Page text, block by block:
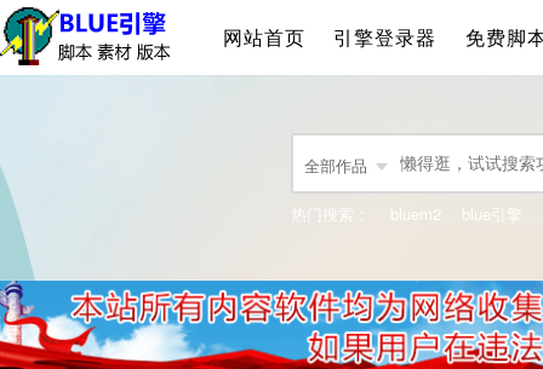
网站首页 引擎登录器 免费脚
全部作品
热门搜索： bluem2 blue引擎